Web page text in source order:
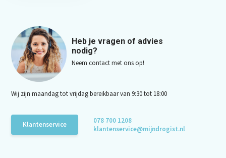
Heb je vragen of advies
nodig?
Neem contact met ons op!
Wij zijn maandag tot vrijdag bereikbaar van 9:30 tot 18:00
Klantenservice
078 700 1208
klantenservice@mijndrogist.nl